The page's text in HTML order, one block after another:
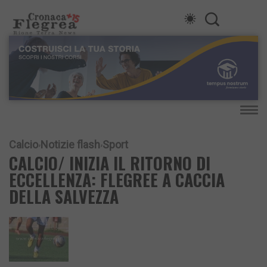
Calcio Notizie flash Sport
CALCIO/ INIZIA IL RITORNO DI
ECCELLENZA: FLEGREE A CACCIA
DELLA SALVEZZA